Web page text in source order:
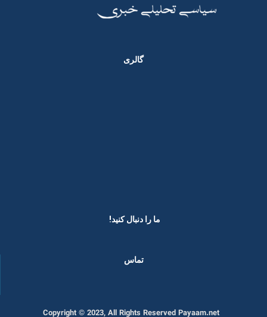
گالری
ما را دنبال کنید! ​
تماس
Copyright © 2023, All Rights Reserved Payaam.net